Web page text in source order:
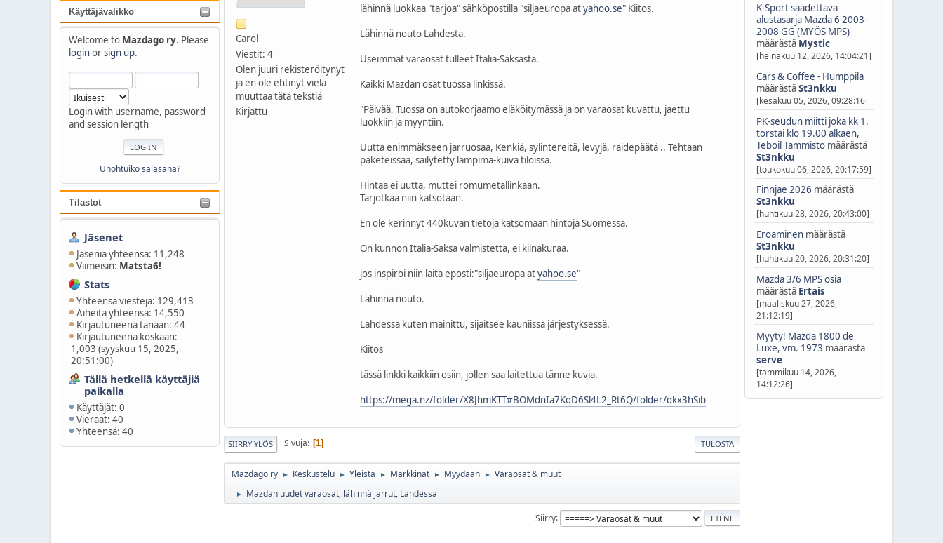
Käyttäjävalikko
Welcome to Mazdago ry. Please
loginorsign up.
Login with username, password
and session length
Unohtuiko salasana?
Tilastot
Jäsenet
Jäseniä yhteensä: 11,248
Viimeisin: Matsta6!
Stats
Yhteensä viestejä: 129,413
Aiheita yhteensä: 14,550
Kirjautuneena tänään: 44
Kirjautuneena koskaan:
1,003 (syyskuu 15, 2025,
20:51:00)
Tällä hetkellä käyttäjiä
paikalla
Käyttäjät: 0
Vieraat: 40
Yhteensä: 40
K-Sport säädettävä
alustasarja Mazda 6 2003-
2008 GG (MYÖS MPS)
määrästä Mystic
[heinäkuu 12, 2026, 14:04:21]
Cars & Coffee - Humppila
määrästäSt3nkku
[kesäkuu 05, 2026, 09:28:16]
PK-seudun miitti joka kk 1.
torstai klo 19.00 alkaen,
Teboil Tammistomäärästä
St3nkku
[toukokuu 06, 2026, 20:17:59]
Finnjae 2026 määrästä
St3nkku
[huhtikuu 28, 2026, 20:43:00]
Eroaminenmäärästä
St3nkku
[huhtikuu 20, 2026, 20:31:20]
Mazda 3/6 MPS osia
määrästä Ertais
[maaliskuu 27, 2026,
21:12:19]
Myyty! Mazda 1800 de
Luxe, vm. 1973 määrästä
serve
[tammikuu 14, 2026,
14:12:26]
Carol
Viestit: 4
Olen juuri rekisteröitynyt
ja en ole ehtinyt vielä
muuttaa tätä tekstiä
Kirjattu
lähinnä luokkaa "tarjoa" sähköpostilla "siljaeuropa atyahoo.se" Kiitos.
Lähinnä nouto Lahdesta.
Useimmat varaosat tulleet Italia-Saksasta.
Kaikki Mazdan osat tuossa linkissä.
"Päivää, Tuossa on autokorjaamo eläköitymässä ja on varaosat kuvattu, jaettu
luokkiin ja myyntiin.
Uutta enimmäkseen jarruosaa, Kenkiä, sylintereitä, levyjä, raidepäätä .. Tehtaan
paketeissaa, säilytetty lämpimä-kuiva tiloissa.
Hintaa ei uutta, muttei romumetallinkaan.
Tarjotkaa niin katsotaan.
En ole kerinnyt 440kuvan tietoja katsomaan hintoja Suomessa.
On kunnon Italia-Saksa valmistetta, ei kiinakuraa.
jos inspiroi niin laita eposti:"siljaeuropa atyahoo.se"
Lähinnä nouto.
Lahdessa kuten mainittu, sijaitsee kauniissa järjestyksessä.
Kiitos
tässä linkki kaikkiin osiin, jollen saa laitettua tänne kuvia.
https://mega.nz/folder/X8JhmKTT#BOMdnIa7KqD6Sl4L2_Rt6Q/folder/qkx3hSib
TULOSTA
SIIRRY YLÖS Sivuja 1
Mazdago ry ► Keskustelu ► Yleistä ► Markkinat ► Myydään ► Varaosat & muut
► Mazdan uudet varaosat, lähinnä jarrut, Lahdessa
Siirry